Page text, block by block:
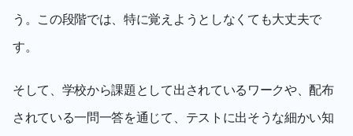
う。この段階では、特に覚えようとしなくても大丈夫で
す。
そして、学校から課題として出されているワークや、配布
されている一問一答を通じて、テストに出そうな細かい知